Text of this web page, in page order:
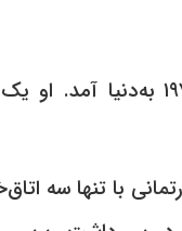
پرسی رابرت میلر معروف به «مستر پی» در ٢٩
با تنها سه